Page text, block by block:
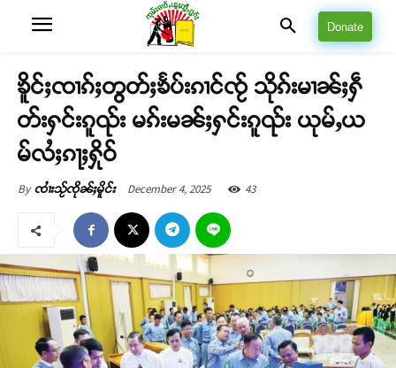
Donate
ၶိူင်ႈၸၢၵ်ႈတွတ်ႈၶႅပ်းၵၢင်ၸႂ် သိုၵ်းမၢၼ်ႈႁဵ
တ်းႁင်းၵူၺ်း မၵ်းမၼ်ႈႁင်းၵူၺ်း ယုမ်ႇယ
မ်လႆႈၵႃႈႁိုဝ်
By ၸၢႆးသႂ်ၸိုၼ်ႈမိူင်း December 4, 2025 43